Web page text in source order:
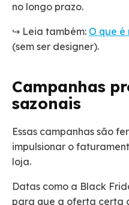
no longo prazo.
↪️ Leia também: O que é
(sem ser designer).
Campanhas
sazonais
Essas campanhas são
impulsionar o
loja.
Datas como a Black
para que a oferta certa